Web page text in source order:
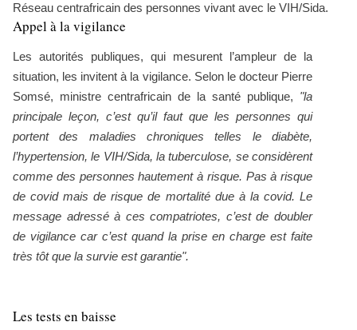
Réseau centrafricain des personnes vivant avec le VIH/Sida.
Appel à la vigilance
Les autorités publiques, qui mesurent l’ampleur de la
situation, les invitent à la vigilance. Selon le docteur Pierre
Somsé, ministre centrafricain de la santé publique, "la
principale leçon, c’est qu’il faut que les personnes qui
portent des maladies chroniques telles le diabète,
l’hypertension, le VIH/Sida, la tuberculose, se considèrent
comme des personnes hautement à risque. Pas à risque
de covid mais de risque de mortalité due à la covid. Le
message adressé à ces compatriotes, c’est de doubler
de vigilance car c’est quand la prise en charge est faite
très tôt que la survie est garantie".
Les tests en baisse